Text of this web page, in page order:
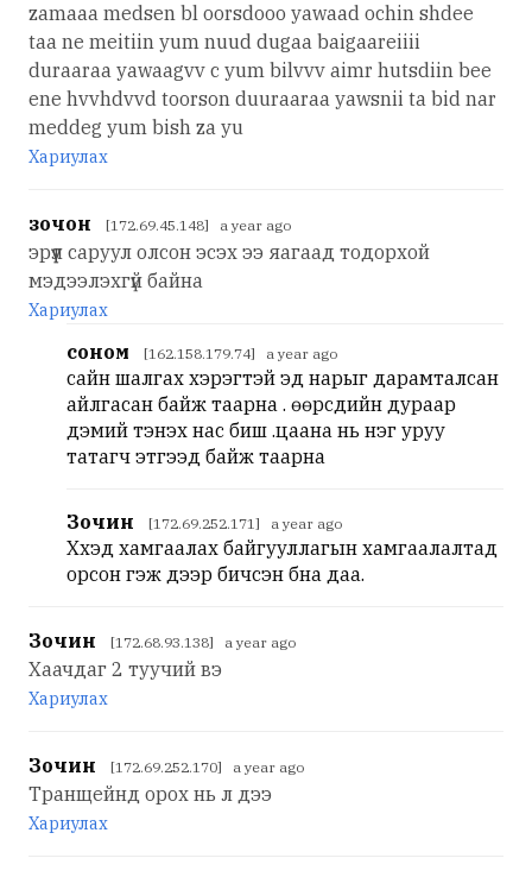
zamaaa medsen bl oorsdooo yawaad ochin shdee
taa ne meitiin yum nuud dugaa baigaareiiii
duraaraa yawaagvv c yum bilvvv aimr hutsdiin bee
ene hvvhdvvd toorson duuraaraa yawsnii ta bid nar
meddeg yum bish za yu
Хариулах
зочон [172.69.45.148] a year ago
эрүүл саруул олсон эсэх ээ яагаад тодорхой
мэдээлэхгүй байна
Хариулах
соном [162.158.179.74] a year ago
сайн шалгах хэрэгтэй эд нарыг дарамталсан
айлгасан байж таарна . өөрсдийн дураар
дэмий тэнэх нас биш .цаана нь нэг уруу
татагч этгээд байж таарна
Зочин [172.69.252.171] a year ago
Хүүхэд хамгаалах байгууллагын хамгаалалтад
орсон гэж дээр бичсэн бна даа.
Зочин [172.68.93.138] a year ago
Хаачдаг 2 туучий вэ
Хариулах
Зочин [172.69.252.170] a year ago
Транщейнд орох нь л дээ
Хариулах